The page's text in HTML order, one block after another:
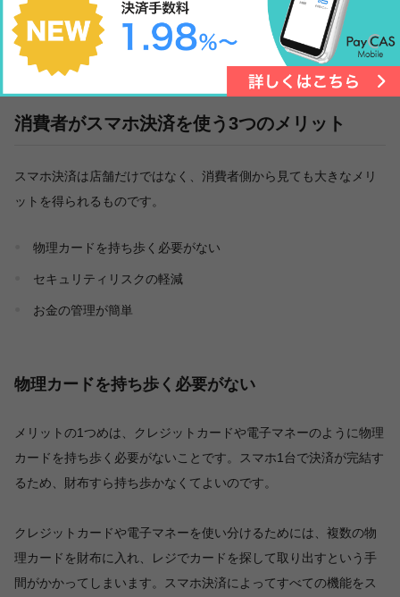
スマホ決済です。スマホ決済が大きな注目を浴びるようになった
理由として考えられるものをいくつか紹介します。
消費者がスマホ決済を使う3つのメリット
スマホ決済は店舗だけではなく、消費者側から見ても大きなメリ
ットを得られるものです。
物理カードを持ち歩く必要がない
セキュリティリスクの軽減
お金の管理が簡単
物理カードを持ち歩く必要がない
メリットの1つめは、クレジットカードや電子マネーのように物理
カードを持ち歩く必要がないことです。スマホ1台で決済が完結す
るため、財布すら持ち歩かなくてよいのです。
クレジットカードや電子マネーを使い分けるためには、複数の物
理カードを財布に入れ、レジでカードを探して取り出すという手
間がかかってしまいます。スマホ決済によってすべての機能をス